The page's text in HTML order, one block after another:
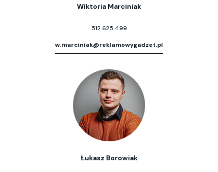
Wiktoria Marciniak
512 625 499
w.marciniak@reklamowygadzet.pl
Łukasz Borowiak